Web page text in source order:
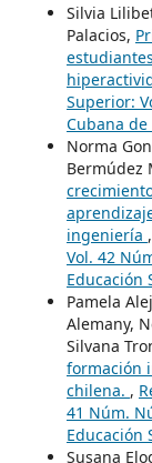
Silvia
Palacios,
Superior:
Cubana
Norma
Bermúdez
ingeniería ,
Vol. 42
Educación
Pamela
Alemany,
Silvana
formación
chilena. ,
41 Núm.
Educación
Susana